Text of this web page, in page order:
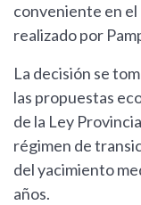
conveniente en
realizado por
La decisión se
las propuestas
de la Ley
régimen de
del yacimiento
años.